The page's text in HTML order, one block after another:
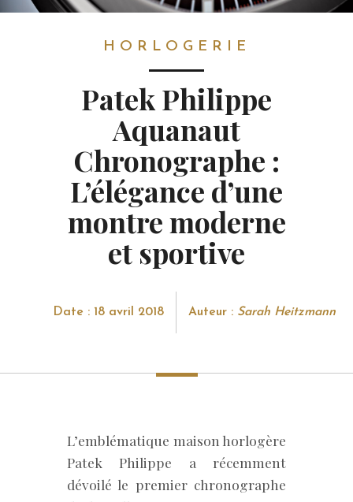
HORLOGERIE
Patek Philippe
Aquanaut
Chronographe :
L’élégance d’une
montre moderne
et sportive
Date : 18 avril 2018 Auteur : Sarah Heitzmann
L’emblématique maison horlogère
Patek Philippe a récemment
dévoilé le premier chronographe